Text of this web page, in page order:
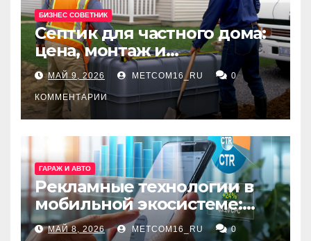
БИЗНЕС СОВЕТНИК
Септик для частного дома:
цена, монтаж и
организация автономной
канализации
МАЙ 9, 2026 METCOM16_RU 0
КОММЕНТАРИИ
ГАРАЖ И АВТО
Рекламные технологии в
мобильной экосистеме:
ключевые сервисы и
МАЙ 8, 2026 METCOM16_RU 0